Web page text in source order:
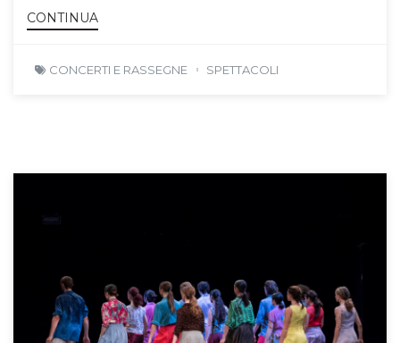
CONTINUA
CONCERTI E RASSEGNE SPETTACOLI